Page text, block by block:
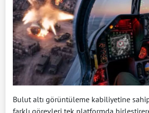
Bulut altı görüntüleme kabiliyetine